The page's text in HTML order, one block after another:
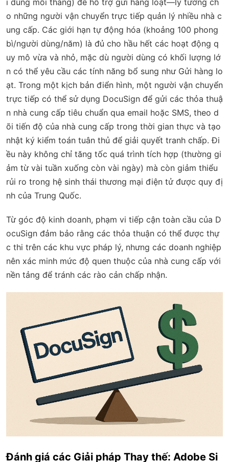
o những người vận chuyển trực tiếp quản lý nhiều nhà c
ung cấp. Các giới hạn tự động hóa (khoảng 100 phong
bì/người dùng/năm) là đủ cho hầu hết các hoạt động q
uy mô vừa và nhỏ, mặc dù người dùng có khối lượng lớ
n có thể yêu cầu các tính năng bổ sung như Gửi hàng lo
ạt. Trong một kịch bản điển hình, một người vận chuyển
trực tiếp có thể sử dụng DocuSign để gửi các thỏa thuậ
n nhà cung cấp tiêu chuẩn qua email hoặc SMS, theo d
õi tiến độ của nhà cung cấp trong thời gian thực và tạo
nhật ký kiểm toán tuân thủ để giải quyết tranh chấp. Đi
ều này không chỉ tăng tốc quá trình tích hợp (thường gi
ảm từ vài tuần xuống còn vài ngày) mà còn giảm thiểu
rủi ro trong hệ sinh thái thương mại điện tử được quy đị
nh của Trung Quốc.
Từ góc độ kinh doanh, phạm vi tiếp cận toàn cầu của D
ocuSign đảm bảo rằng các thỏa thuận có thể được thự
c thi trên các khu vực pháp lý, nhưng các doanh nghiệp
nên xác minh mức độ quen thuộc của nhà cung cấp với
nền tảng để tránh các rào cản chấp nhận.
Đánh giá các Giải pháp Thay thế: Adobe Si